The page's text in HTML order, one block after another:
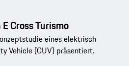
Cross Turismo
eines elektrisch
Vehicle (CUV) präsentiert.